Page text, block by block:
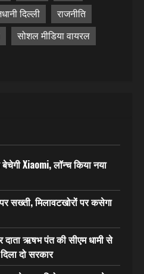
दिल्ली
राजनीति
सोशल मीडिया वायरल
Xiaomi, लॉन्च किया नया
सख्ती, मिलावटखोरों पर कसेगा
ऋषभ पंत की सीएम धामी से
दो सरकार